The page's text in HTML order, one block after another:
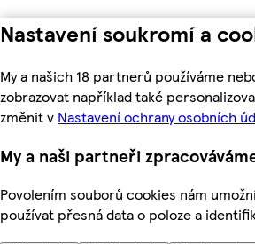
Nastavení soukromí a
My a našich 18 partnerů používáme
zobrazovat například také
změnit v Nastavení ochrany osobních
My a naši partneři
Povolením souborů cookies nám
používat přesná data o poloze a